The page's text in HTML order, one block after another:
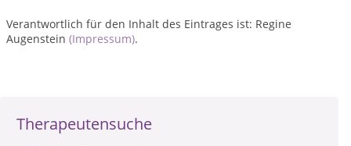
Therapeutensuche
Verantwortlich für den Inhalt des Eintrages ist: Regine
Augenstein (Impressum).